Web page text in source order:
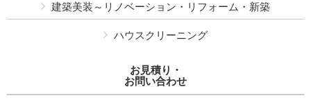
建築美装～リノベーション・リフォーム・新築
ハウスクリーニング
お見積り・
お問い合わせ